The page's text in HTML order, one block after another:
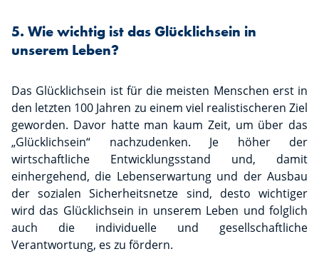
5. Wie wichtig ist das Glücklichsein in
unserem Leben?
Das Glücklichsein ist für die meisten Menschen erst in
den letzten 100 Jahren zu einem viel realistischeren Ziel
geworden. Davor hatte man kaum Zeit, um über das
„Glücklichsein“ nachzudenken. Je höher der
wirtschaftliche Entwicklungsstand und, damit
einhergehend, die Lebenserwartung und der Ausbau
der sozialen Sicherheitsnetze sind, desto wichtiger
wird das Glücklichsein in unserem Leben und folglich
auch die individuelle und gesellschaftliche
Verantwortung, es zu fördern.